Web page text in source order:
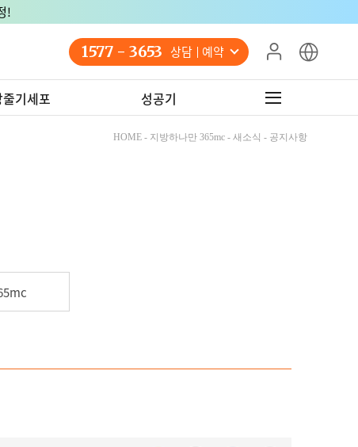
!
1577 - 3653 상담 예약
기세포 성공기
HOME - 지방하나만 365mc - 새소식 - 공지사항